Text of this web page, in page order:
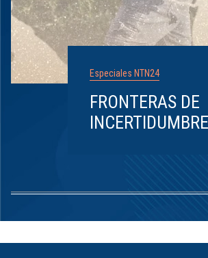
Especiales NTN24
FRONTERAS DE
INCERTIDUMBRE
1
8